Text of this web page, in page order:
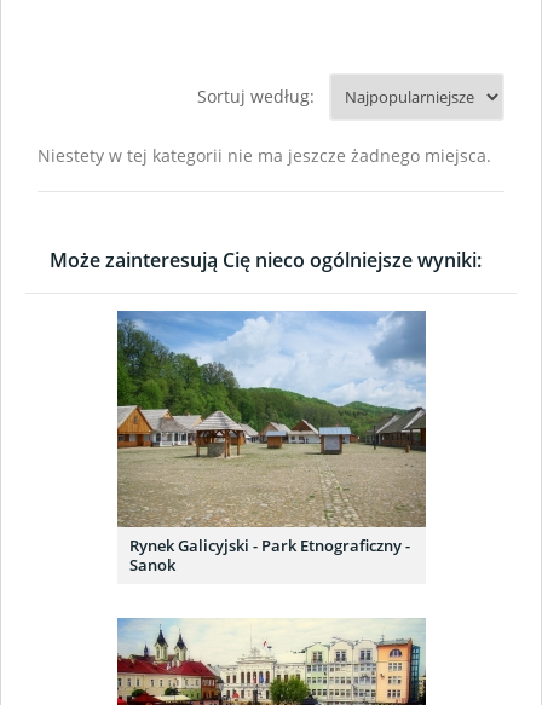
Sortuj według:
Niestety w tej kategorii nie ma jeszcze żadnego miejsca.
Może zainteresują Cię nieco ogólniejsze wyniki:
Rynek Galicyjski - Park Etnograficzny -
Sanok